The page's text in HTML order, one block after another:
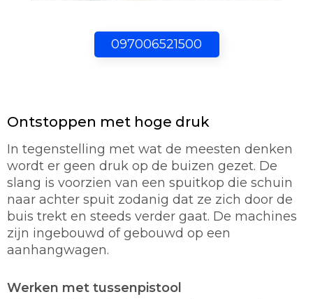
097006521500
Ontstoppen met hoge druk
In tegenstelling met wat de meesten denken
wordt er geen druk op de buizen gezet. De
slang is voorzien van een spuitkop die schuin
naar achter spuit zodanig dat ze zich door de
buis trekt en steeds verder gaat. De machines
zijn ingebouwd of gebouwd op een
aanhangwagen.
Werken met tussenpistool